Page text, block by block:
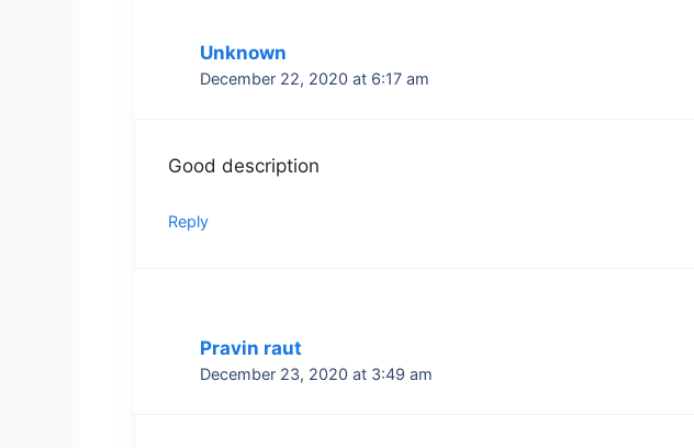
Unknown
December 22, 2020 at 6:17 am
Good description
Reply
Pravin raut
December 23, 2020 at 3:49 am